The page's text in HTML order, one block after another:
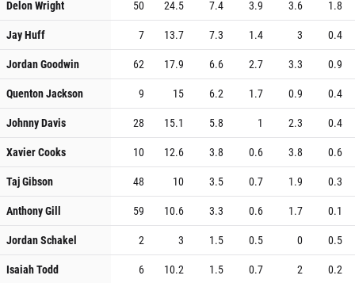
Delon Wright
50 24.5 7.4 3.9 3.6
1.8
Jay Huff
7 13.7 7.3 1.4 3
0.4
Jordan Goodwin
62 17.9 6.6 2.7 3.3
0.9
Quenton Jackson
9 15 6.2 1.7 0.9
0.4
Johnny Davis
28 15.1 5.8 1 2.3
0.4
Xavier Cooks
10 12.6 3.8 0.6 3.8
0.6
Taj Gibson
48 10 3.5 0.7 1.9
0.3
Anthony Gill
59 10.6 3.3 0.6 1.7
0.1
Jordan Schakel
2 3 1.5 0.5 0
0.5
Isaiah Todd
6 10.2 1.5 0.7 2
0.2